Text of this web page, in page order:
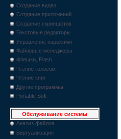
Создание видео
Создание приложений
Создание скриншотов
Текстовые редакторы
Управление паролями
Файловые менеджеры
Флешки, Flash
Чтение голосом
Чтение книг
Другие программы
Portable Soft
Обслуживание системы
Анализ файлов
Виртуализация